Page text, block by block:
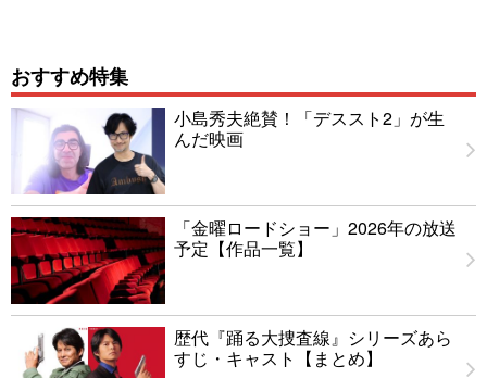
おすすめ特集
小島秀夫絶賛！「デススト2」が生
んだ映画
「金曜ロードショー」2026年の放送
予定【作品一覧】
歴代『踊る大捜査線』シリーズあら
すじ・キャスト【まとめ】